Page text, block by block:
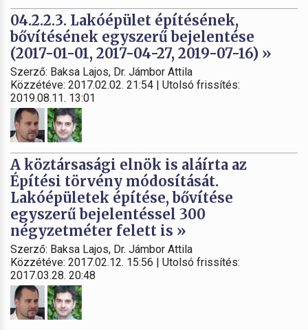
04.2.2.3. Lakóépület építésének,
bővítésének egyszerű bejelentése
(2017-01-01, 2017-04-27, 2019-07-16) »
Szerző: Baksa Lajos, Dr. Jámbor Attila
Közzétéve: 2017.02.02. 21:54 | Utolsó frissítés:
2019.08.11. 13:01
A köztársasági elnök is aláírta az
Építési törvény módosítását.
Lakóépületek építése, bővítése
egyszerű bejelentéssel 300
négyzetméter felett is »
Szerző: Baksa Lajos, Dr. Jámbor Attila
Közzétéve: 2017.02.12. 15:56 | Utolsó frissítés:
2017.03.28. 20:48